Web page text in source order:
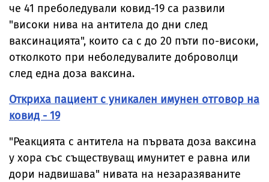
че 41 преболедували ковид-19 са развили
"високи нива на антитела до дни след
ваксинацията", които са с до 20 пъти по-високи,
отколкото при неболедувалите доброволци
след една доза ваксина.
Oткриха пациент с уникален имунен отговор на
ковид - 19
"Реакцията с антитела на първата доза ваксина
у хора със съществуващ имунитет е равна или
дори надвишава" нивата на незаразяваните